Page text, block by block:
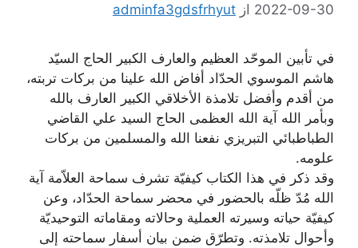
2022-09-30 از adminfa3gdsfrhyut
في تأبين الموحّد العظيم والعارف الكبير الحاج السيّد
هاشم الموسوي الحدّاد أفاض الله علينا من بركات تربته،
من أقدم وأفضل تلامذة الأخلاقي الكبير العارف بالله
وبأمر الله آية الله العظمى الحاج السيد علي القاضي
الطباطبائي التبريزي نفعنا الله والمسلمين من بركات
علومه.
وقد ذكر في هذا الكتاب كيفيّة تشرف سماحة العلاّمة آية
الله مُدّ ظلّه بالحضور في محضر سماحة الحدّاد، وعن
كيفيّة حياته وسيرته العملية وحالاته ومقاماته التوحيديّة
وأحوال تلامذته. وتطرّق ضمن بيان أسفار سماحته إلى